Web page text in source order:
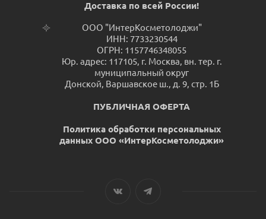
Доставка по всей России!
ООО "ИнтерКосметолоджи"
ИНН: 7733230544
ОГРН: 1157746348055
Юр. адрес: 117105, г. Москва, вн. тер. г.
муниципальный округ
Донской, Варшавское ш., д. 9, стр. 1Б
ПУБЛИЧНАЯ ОФЕРТА
Политика обработки персональных
данных ООО «ИнтерКосметолоджи»